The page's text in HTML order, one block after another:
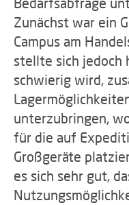
Zunächst war ein
Campus am
stellte sich jedoch
schwierig wird,
unterzubringen,
für die auf
Großgeräte
es sich sehr gut,